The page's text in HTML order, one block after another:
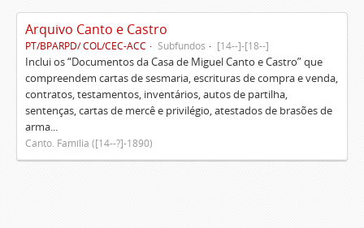
Arquivo Canto e Castro
PT/BPARPD/ COL/CEC-ACC Subfundos [14--]-[18--]
Inclui os “Documentos da Casa de Miguel Canto e Castro” que
compreendem cartas de sesmaria, escrituras de compra e venda,
contratos, testamentos, inventários, autos de partilha,
sentenças, cartas de mercê e privilégio, atestados de brasões de
arma...
Canto. Família ([14--?]-1890)